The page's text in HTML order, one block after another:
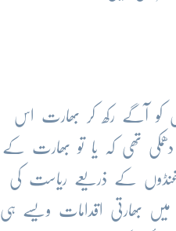
کو آگے رکھ کر بھارت اس
تھی کہ یا تو بھارت کے
غنڈوں کے ذریعے ریاست کی
میں بھارتی اقدامات ویسے ہی